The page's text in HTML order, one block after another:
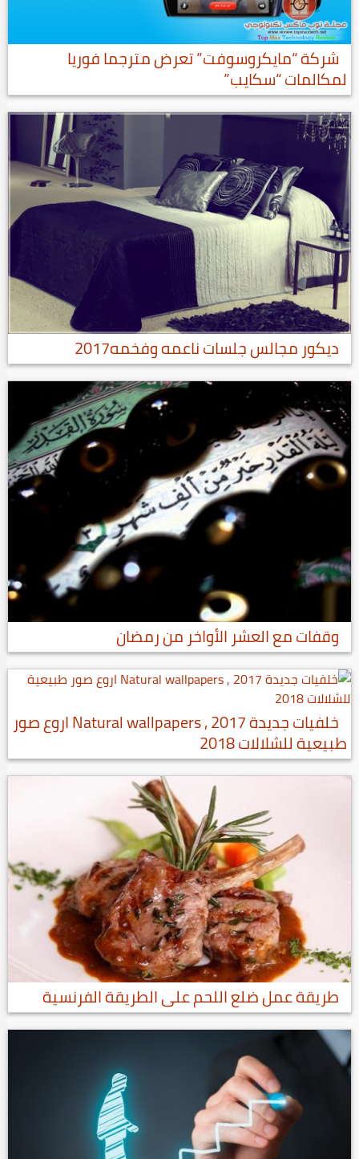
شركة “مايكروسوفت” تعرض مترجما فوريا
لمكالمات “سكايب”
ديكور مجالس جلسات ناعمه وفخمه2017
وقفات مع العشر الأواخر من رمضان
خلفيات جديدة 2017 , Natural wallpapers اروع صور
طبيعية للشلالات 2018
طريقة عمل ضلع اللحم على الطريقة الفرنسية